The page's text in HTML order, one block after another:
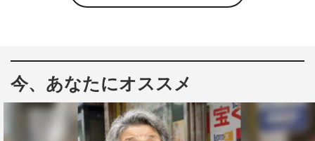
さらに「きっとこれからあっという間だと思います。オ
ンエアがどんどん追いついてきてタイトなスケジュールに
なってくると思いますけど（笑）、そんな“連ドラあるあ
る”の状況でも楽しい現場にしていきたいですね」と笑顔
今、あなたにオススメ